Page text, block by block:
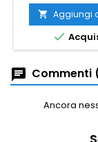
 Aggiungi

Commenti
Ancora